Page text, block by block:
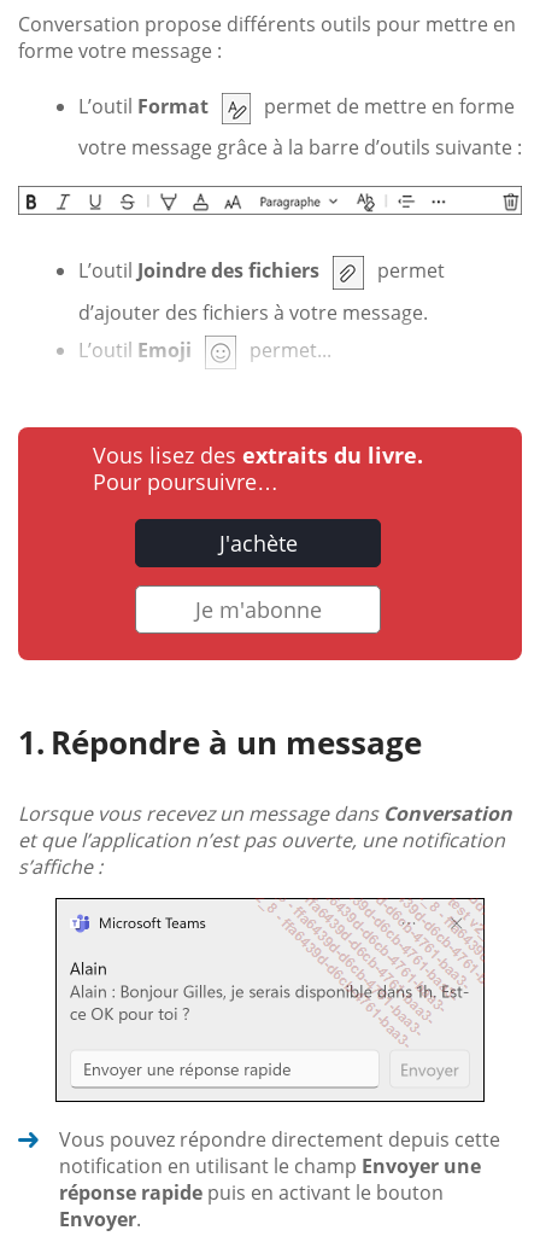
Conversation propose différents outils pour mettre en
forme votre message :
L’outil Format
permet de mettre en forme
votre message grâce à la barre d’outils suivante :
L’outil Joindre des fichiers
permet
d’ajouter des fichiers à votre message.
L’outil Emoji permet...
Vous lisez des extraits du livre.
Pour poursuivre…
J'achète
Je m'abonne
Répondre à un message
Lorsque vous recevez un message dans Conversation
et que l’application n’est pas ouverte, une notification
s’affiche :
Vous pouvez répondre directement depuis cette
notification en utilisant le champ Envoyer une
réponse rapide puis en activant le bouton
Envoyer.